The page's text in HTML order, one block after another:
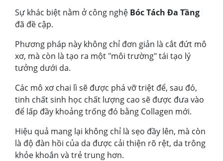
Sự khác biệt nằm ở công nghệ Bóc Tách Đa Tầng
đã đề cập.
Phương pháp này không chỉ đơn giản là cắt đứt mô
xơ, mà còn là tạo ra một "môi trường" tái tạo lý
tưởng dưới da.
Các mô xơ chai lì sẽ được phá vỡ triệt để, sau đó,
tinh chất sinh học chất lượng cao sẽ được đưa vào
để lấp đầy khoảng trống đó bằng Collagen mới.
Hiệu quả mang lại không chỉ là sẹo đầy lên, mà còn
là độ đàn hồi của da được cải thiện rõ rệt, da trông
khỏe khoắn và trẻ trung hơn.